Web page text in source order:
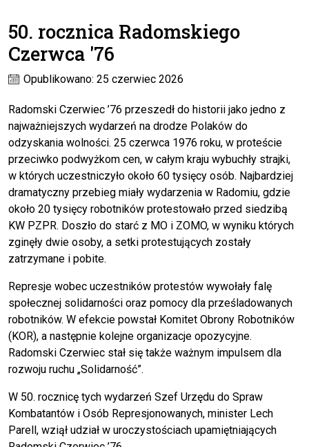
50. rocznica Radomskiego
Czerwca '76
Opublikowano: 25 czerwiec 2026
Radomski Czerwiec ’76 przeszedł do historii jako jedno z
najważniejszych wydarzeń na drodze Polaków do
odzyskania wolności. 25 czerwca 1976 roku, w proteście
przeciwko podwyżkom cen, w całym kraju wybuchły strajki,
w których uczestniczyło około 60 tysięcy osób. Najbardziej
dramatyczny przebieg miały wydarzenia w Radomiu, gdzie
około 20 tysięcy robotników protestowało przed siedzibą
KW PZPR. Doszło do starć z MO i ZOMO, w wyniku których
zginęły dwie osoby, a setki protestujących zostały
zatrzymane i pobite.
Represje wobec uczestników protestów wywołały falę
społecznej solidarności oraz pomocy dla prześladowanych
robotników. W efekcie powstał Komitet Obrony Robotników
(KOR), a następnie kolejne organizacje opozycyjne.
Radomski Czerwiec stał się także ważnym impulsem dla
rozwoju ruchu „Solidarność”.
W 50. rocznicę tych wydarzeń Szef Urzędu do Spraw
Kombatantów i Osób Represjonowanych, minister Lech
Parell, wziął udział w uroczystościach upamiętniających